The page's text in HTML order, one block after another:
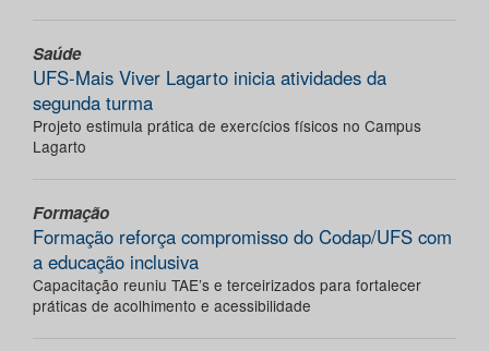
Saúde
UFS-Mais Viver Lagarto inicia atividades da
segunda turma
Projeto estimula prática de exercícios físicos no Campus
Lagarto
Formação
Formação reforça compromisso do Codap/UFS com
a educação inclusiva
Capacitação reuniu TAE’s e terceirizados para fortalecer
práticas de acolhimento e acessibilidade